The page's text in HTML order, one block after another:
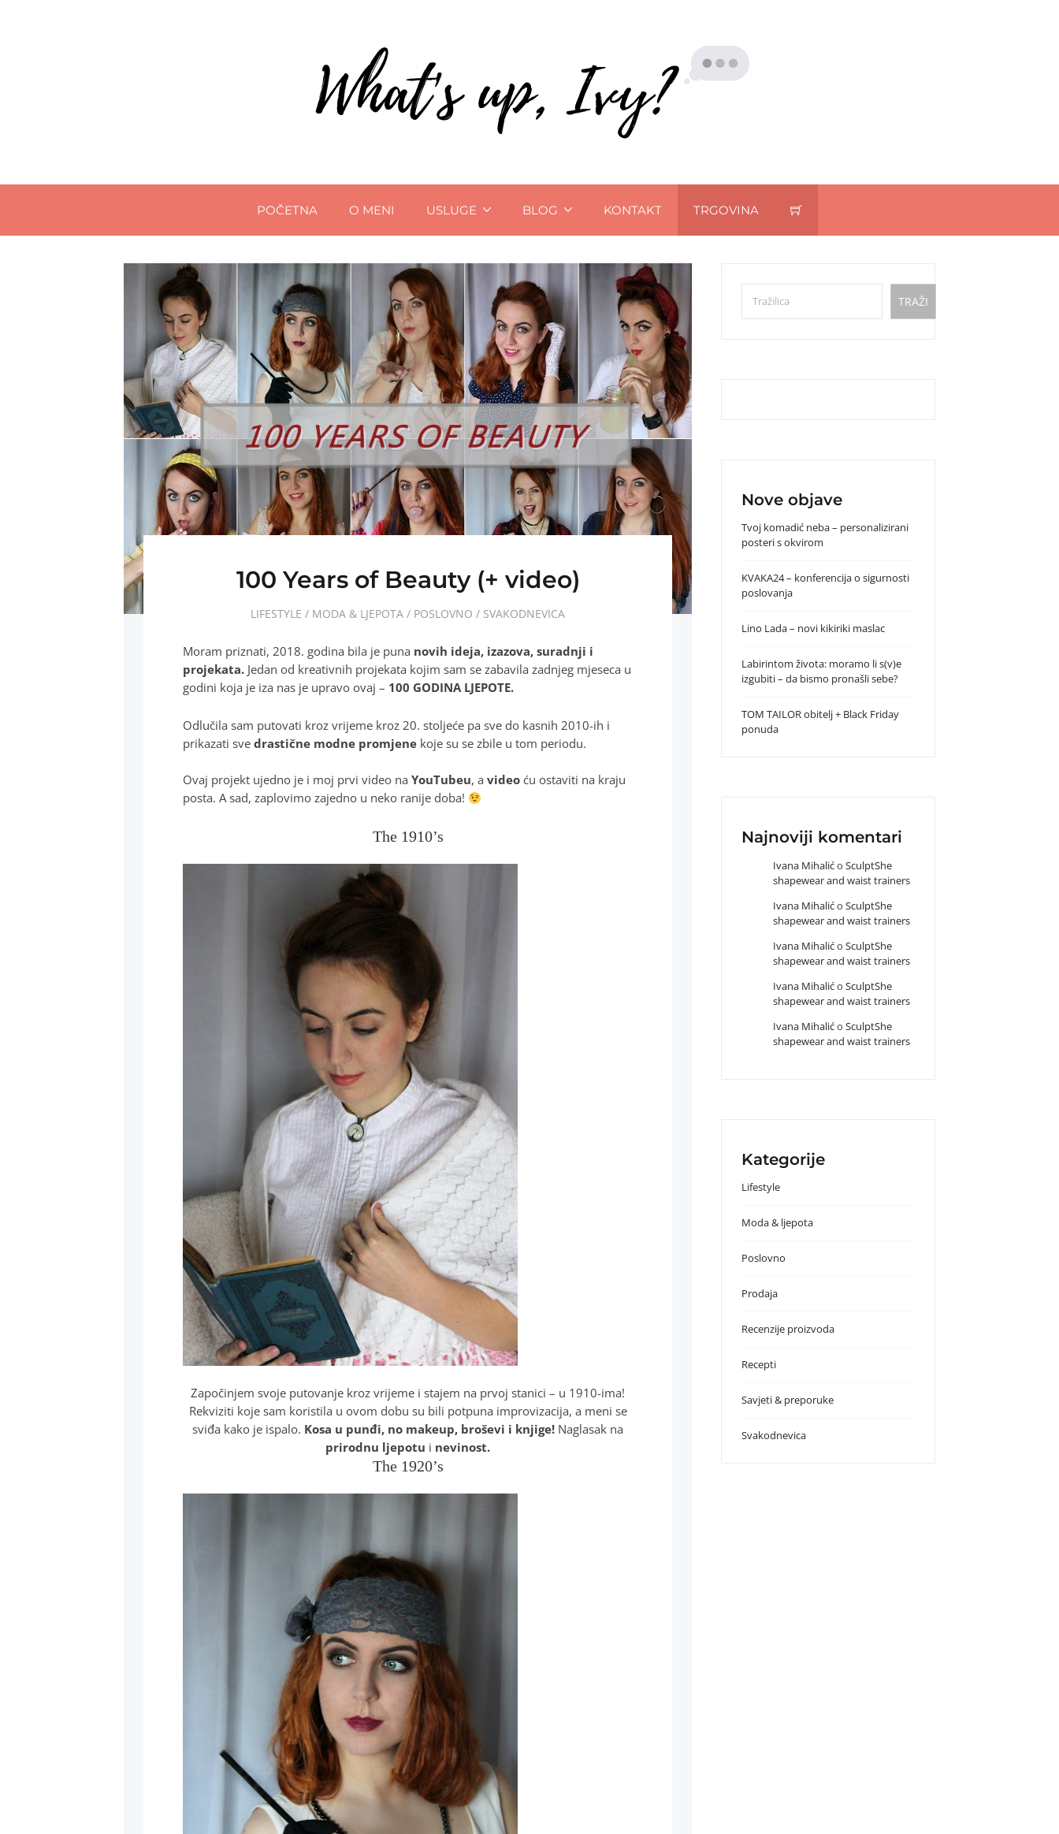
POČETNA O MENI USLUGE BLOG KONTAKT TRGOVINA
100 Years of Beauty (+ video)
LIFESTYLE / MODA & LJEPOTA / POSLOVNO / SVAKODNEVICA
Moram priznati, 2018. godina bila je puna novih ideja, izazova, suradnji i
projekata. Jedan od kreativnih projekata kojim sam se zabavila zadnjeg mjeseca u
godini koja je iza nas je upravo ovaj – 100 GODINA LJEPOTE.
Odlučila sam putovati kroz vrijeme kroz 20. stoljeće pa sve do kasnih 2010-ih i
prikazati svedrastične modne promjene koje su se zbile u tom periodu.
Ovaj projekt ujedno je i moj prvi video naYouTubeu, a video ću ostaviti na kraju
posta. A sad, zaplovimo zajedno u neko ranije doba!
The 1910’s
Započinjem svoje putovanje kroz vrijeme i stajem na prvoj stanici – u 1910-ima!
Rekviziti koje sam koristila u ovom dobu su bili potpuna improvizacija, a meni se
sviđa kako je ispalo. Kosa u punđi, no makeup, broševi i knjige! Naglasak na
prirodnu ljepotu i nevinost.
The 1920’s
Pretraga
TRAŽI
Nove objave
Tvoj komadić neba – personalizirani
posteri s okvirom
KVAKA24 – konferencija o sigurnosti
poslovanja
Lino Lada – novi kikiriki maslac
Labirintom života: moramo li s(v)e
izgubiti – da bismo pronašli sebe?
TOM TAILOR obitelj + Black Friday
ponuda
Najnoviji komentari
Ivana MihalićoSculptShe
shapewear and waist trainers
Ivana MihalićoSculptShe
shapewear and waist trainers
Ivana MihalićoSculptShe
shapewear and waist trainers
Ivana MihalićoSculptShe
shapewear and waist trainers
Ivana MihalićoSculptShe
shapewear and waist trainers
Kategorije
Lifestyle
Moda & ljepota
Poslovno
Prodaja
Recenzije proizvoda
Recepti
Savjeti & preporuke
Svakodnevica